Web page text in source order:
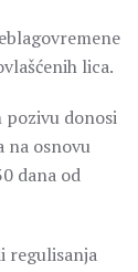
lica.
pozivu donosi
na osnovu
dana od
regulisanja